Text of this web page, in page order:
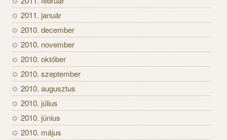
2011. január
2010. december
2010. november
2010. október
2010. szeptember
2010. augusztus
2010. július
2010. június
2010. május